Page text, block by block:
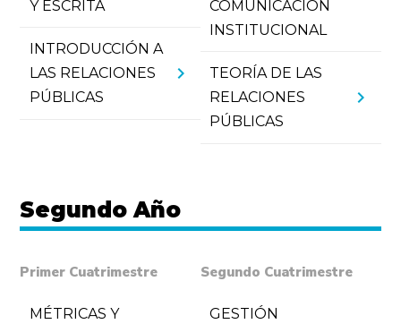
Y ESCRITA
INTRODUCCIÓN A
LAS RELACIONES
PÚBLICAS
chevron_right
COMUNICACIÓN
INSTITUCIONAL
TEORÍA DE LAS
RELACIONES
PÚBLICAS
chevron_right
Segundo Año
Primer Cuatrimestre
MÉTRICAS Y
Segundo Cuatrimestre
GESTIÓN